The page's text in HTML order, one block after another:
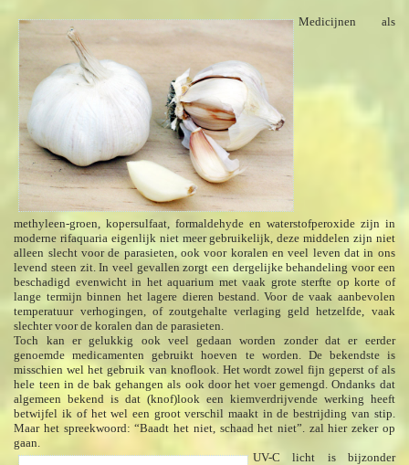
Medicijnen als
methyleen-groen, kopersulfaat, formaldehyde en waterstofperoxide zijn in
moderne rifaquaria eigenlijk niet meer gebruikelijk, deze middelen zijn niet
alleen slecht voor de parasieten, ook voor koralen en veel leven dat in ons
levend steen zit. In veel gevallen zorgt een dergelijke behandeling voor een
beschadigd evenwicht in het aquarium met vaak grote sterfte op korte of
lange termijn binnen het lagere dieren bestand. Voor de vaak aanbevolen
temperatuur verhogingen, of zoutgehalte verlaging geld hetzelfde, vaak
slechter voor de koralen dan de parasieten.
Toch kan er gelukkig ook veel gedaan worden zonder dat er eerder
genoemde medicamenten gebruikt hoeven te worden. De bekendste is
misschien wel het gebruik van knoflook. Het wordt zowel fijn geperst of als
hele teen in de bak gehangen als ook door het voer gemengd. Ondanks dat
algemeen bekend is dat (knof)look een kiemverdrijvende werking heeft
betwijfel ik of het wel een groot verschil maakt in de bestrijding van stip.
Maar het spreekwoord: “Baadt het niet, schaad het niet”. zal hier zeker op
gaan.
UV-C licht is bijzonder